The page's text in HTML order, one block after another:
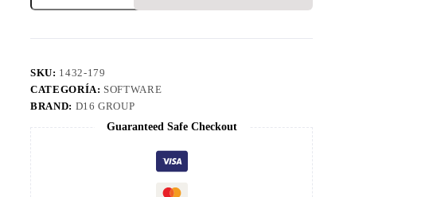
SKU: 1432-179
CATEGORÍA: SOFTWARE
BRAND: D16 GROUP
Guaranteed Safe Checkout